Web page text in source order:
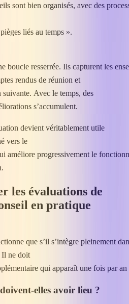
sont bien organisés, avec des
liés au temps ».
boucle resserrée. Ils capturent les
rendus de réunion et
Avec le temps, des
s’accumulent.
devient véritablement utile
vers le
améliore progressivement le
les évaluations de
en pratique
que s’il s’intègre pleinement
Il ne doit
qui apparaît une fois par
elles avoir lieu ?